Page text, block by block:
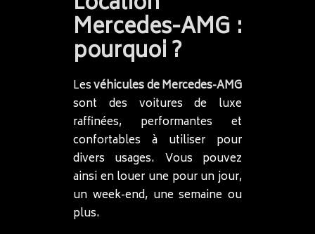
Mercedes-AMG :
pourquoi ?
Lesvéhicules de Mercedes-AMG
sont des voitures de luxe
raffinées, performantes et
confortables à utiliser pour
divers usages. Vous pouvez
ainsi en louer une pour un jour,
un week-end, une semaine ou
plus.